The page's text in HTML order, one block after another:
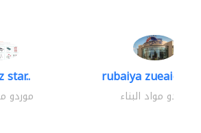
star..
موردو
rubaiya zueaid
موردو مواد البناء